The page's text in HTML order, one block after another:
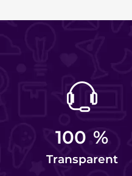
100 %
Transparent